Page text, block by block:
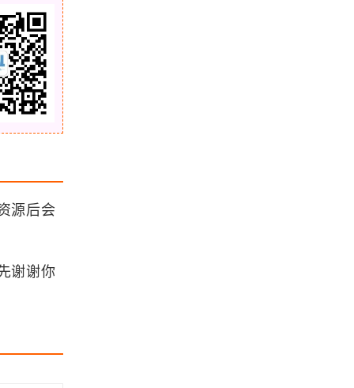
源后会
谢谢你